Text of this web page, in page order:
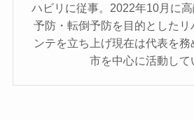
ハビリに従事。2022年10月に
予防・転倒予防を目的とした
ンテを立ち上げ現在は代表を
市を中心に活動して